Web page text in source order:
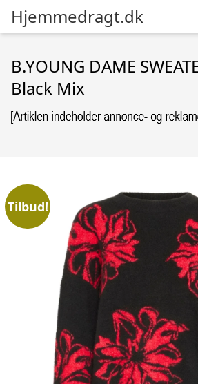
Hjemmedragt.dk
B.YOUNG DAME
Black Mix
Tilbud!